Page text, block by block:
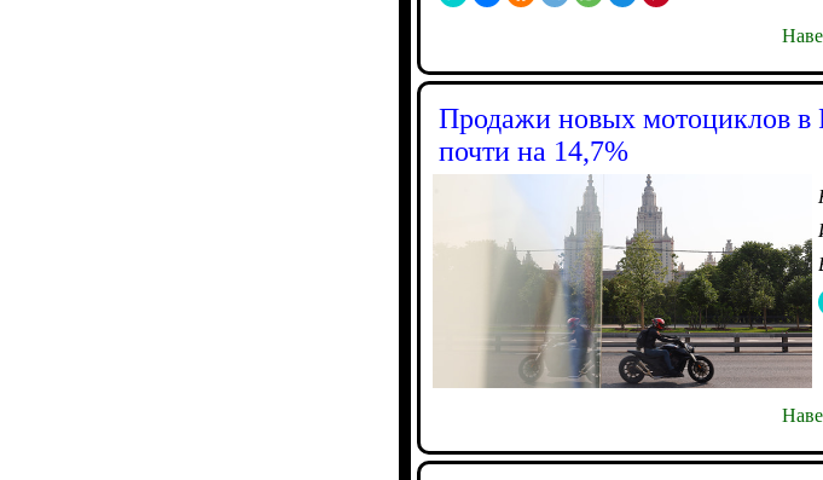
Продажи новых мотоциклов в
почти на 14,7%